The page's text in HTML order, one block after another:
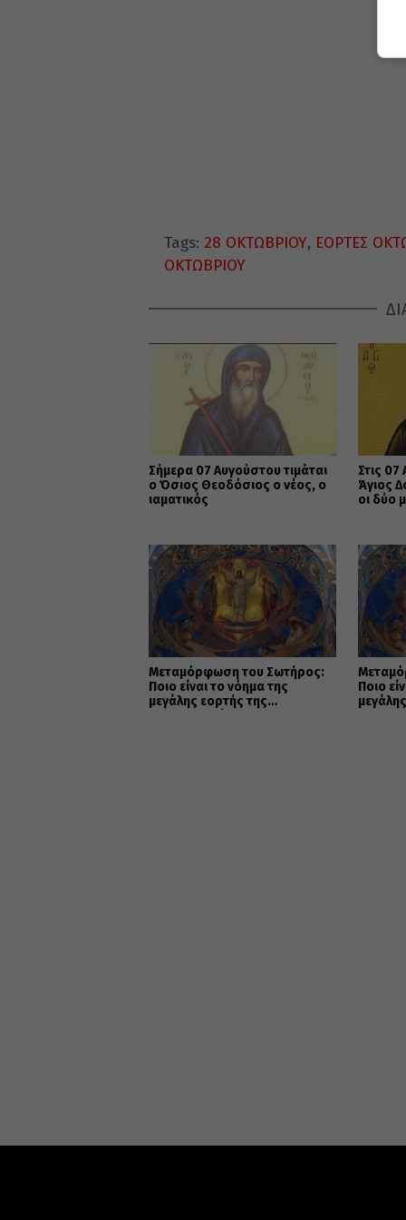
Tags: 28 ΟΚΤΩΒΡΙΟΥ, ΕΟΡΤΕΣ
ΟΚΤΩΒΡΙΟΥ
Σήμερα 07 Αυγούστου τιμάται
ο Όσιος Θεοδόσιος ο νέος, ο
ιαματικός
Στις
Άγιος
οι δύο
Μεταμόρφωση του Σωτήρος:
Ποιο είναι το νόημα της
μεγάλης εορτής της
Ποιο